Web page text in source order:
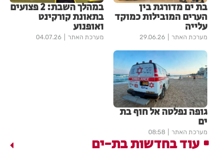
בת ים מדורגת בין
הערים המובילות כמוקד
עלייה
מערכת האתר 29.06.26
במהלך השבת: 2 פצועים
בתאונת קורקינט
ואופנוע
מערכת האתר 04.07.26
גופה נפלטה אל חוף בת
ים
מערכת האתר 08:58
עוד בחדשות בת-ים